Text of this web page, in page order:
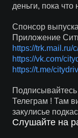
деньги, пока что
Спонсор
Приложение
https://trk.mail.ru/
https://vk.com/
https://t.me/
Телеграм ! Там
закулисье
Слушайте на